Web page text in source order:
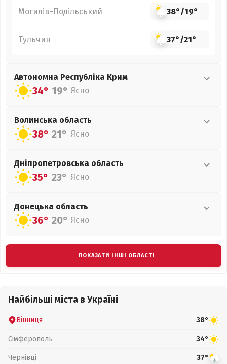
Могилів-Подільський 38°/19°
Тульчин 37°/21°
Автономна Республіка Крим
34° 19° Ясно
Волинська область
38° 21° Ясно
Дніпропетровська область
35° 23° Ясно
Донецька область
36° 20° Ясно
ПОКАЗАТИ ІНШІ ОБЛАСТІ
Найбільші міста в Україні
Вінниця 38°
Сімферополь 34°
Чернівці 37°